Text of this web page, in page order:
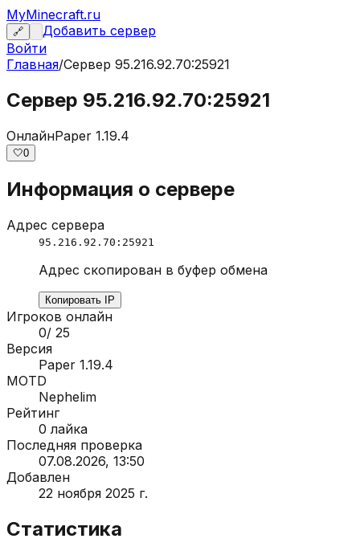
MyMinecraft.ru
🔗
Добавить сервер
Войти
Главная/Сервер 95.216.92.70:25921
Сервер 95.216.92.70:25921
ОнлайнPaper 1.19.4
🤍0
Информация о сервере
Адрес сервера
95.216.92.70:25921
Адрес скопирован в буфер обмена
Копировать IP
Игроков онлайн
0/ 25
Версия
Paper 1.19.4
MOTD
Nephelim
Рейтинг
0 лайка
Последняя проверка
07.08.2026, 13:50
Добавлен
22 ноября 2025 г.
Статистика